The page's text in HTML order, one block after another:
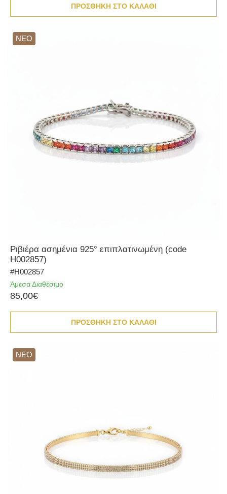
ΠΡΟΣΘΗΚΗ ΣΤΟ ΚΑΛΑΘΙ
ΝΕΟ
Ριβιέρα ασημένια 925° επιπλατινωμένη (code
H002857)
#H002857
Άμεσα Διαθέσιμο
85,00€
ΠΡΟΣΘΗΚΗ ΣΤΟ ΚΑΛΑΘΙ
ΝΕΟ